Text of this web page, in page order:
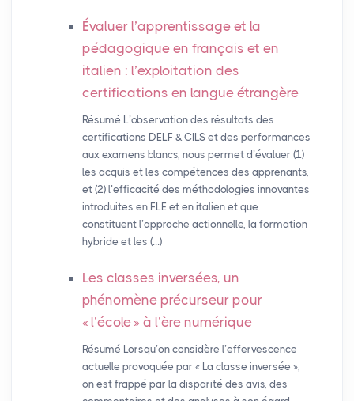
Évaluer l’apprentissage et la
pédagogique en français et en
italien : l’exploitation des
certifications en langue étrangère
Résumé L’observation des résultats des
certifications DELF & CILS et des performances
aux examens blancs, nous permet d’évaluer (1)
les acquis et les compétences des apprenants,
et (2) l’efficacité des méthodologies innovantes
introduites en FLE et en italien et que
constituent l’approche actionnelle, la formation
hybride et les (…)
Les classes inversées, un
phénomène précurseur pour
« l’école » à l’ère numérique
Résumé Lorsqu’on considère l’effervescence
actuelle provoquée par « La classe inversée »,
on est frappé par la disparité des avis, des